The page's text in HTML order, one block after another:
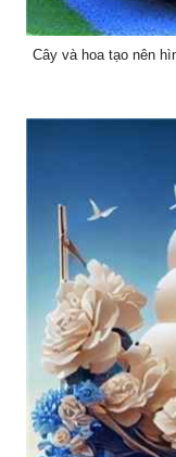
Cây và hoa tạo nên